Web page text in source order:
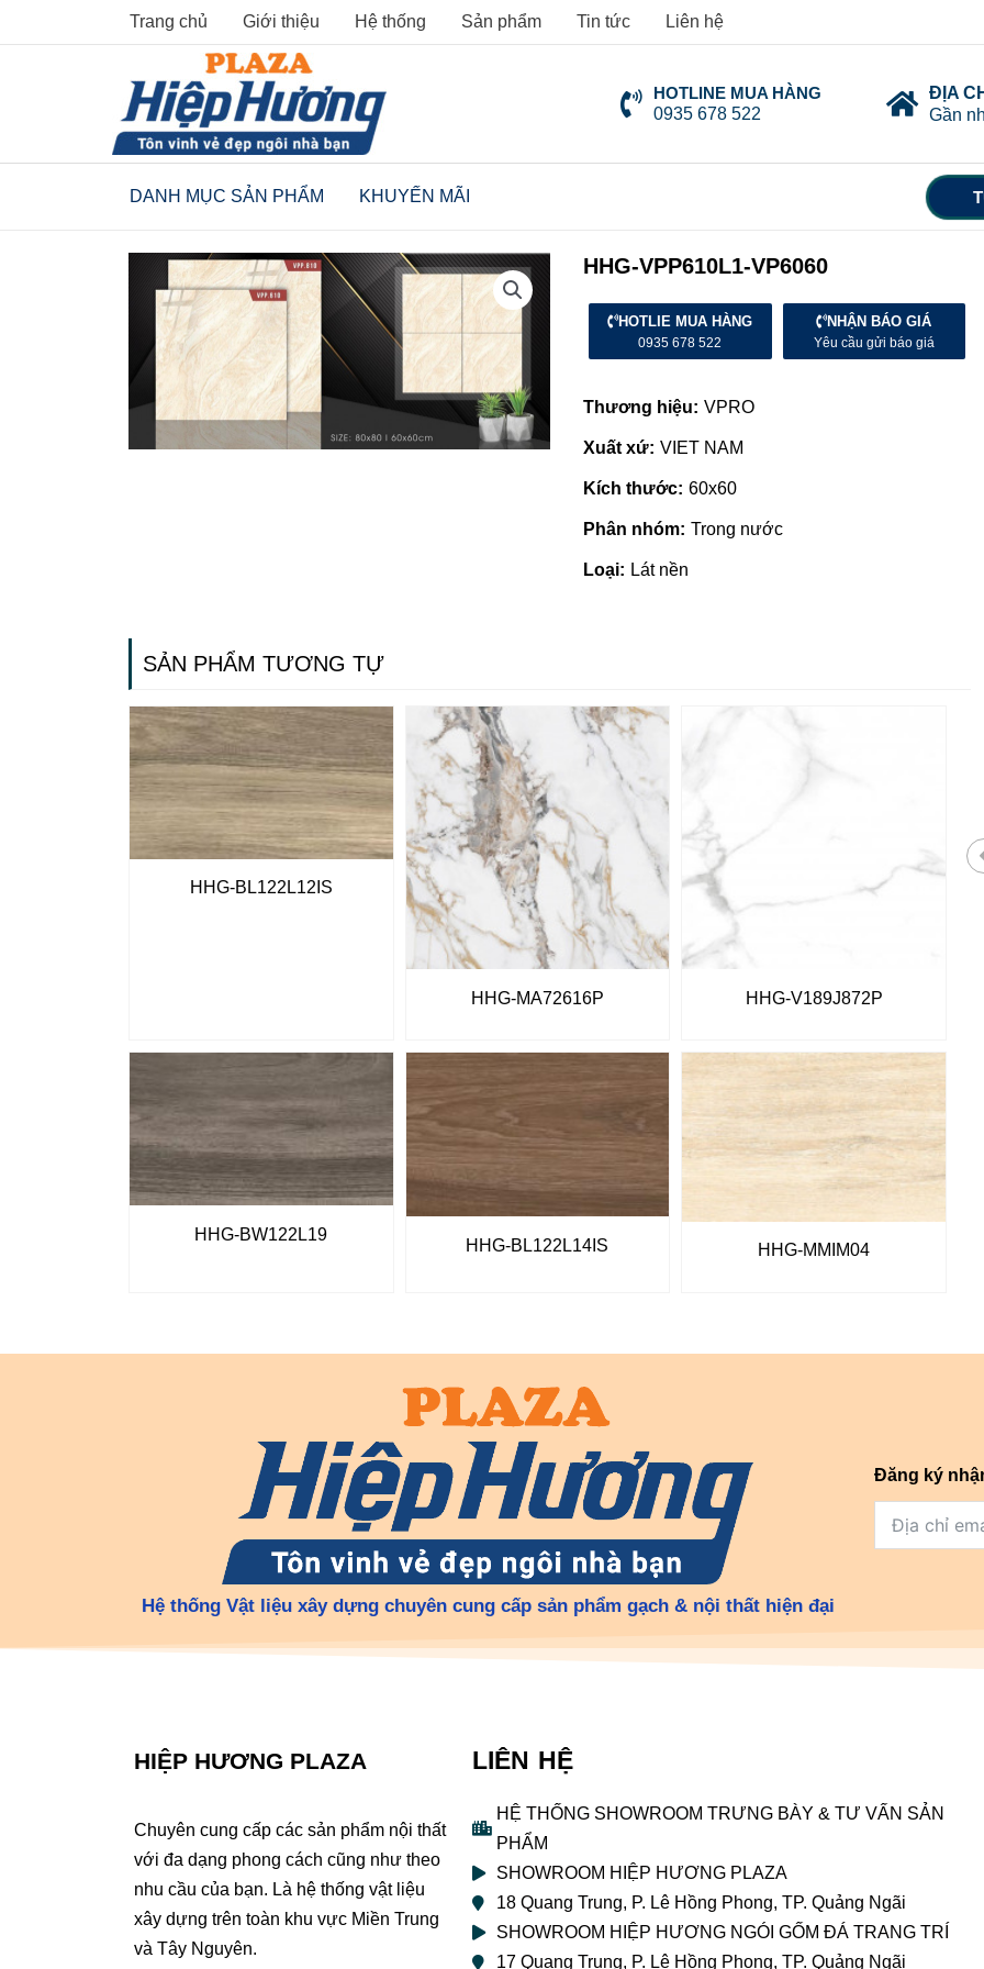
to
Trang chủ Giới thiệu Hệ thống Sản phẩm Tin tức Liên hệ
HOTLINE MUA HÀNG
0935 678 522
ĐỊA
Gần
DANH MỤC SẢN PHẨM KHUYẾN MÃI
HHG-VPP610L1-VP6060
HOTLIE MUA HÀNG
0935 678 522
NHẬN BÁO GIÁ
Yêu cầu gửi báo giá
Thương hiệu: VPRO
Xuất xứ: VIET NAM
Kích thước: 60x60
Phân nhóm: Trong nước
Loại: Lát nền
SẢN PHẨM TƯƠNG TỰ
HHG-BL122L12IS
HHG-MA72616P HHG-V189J872P
HHG-BW122L19
HHG-BL122L14IS HHG-MMIM04
Gạch ốp lát giá rẻ tại Quảng
Ngãi
Hệ thống Vật liệu xây dựng chuyên cung cấp sản phẩm gạch & nội thất hiện đại
Đăng ký
HIỆP HƯƠNG PLAZA
Chuyên cung cấp các sản phẩm nội thất
với đa dạng phong cách cũng như theo
nhu cầu của bạn. Là hệ thống vật liệu
xây dựng trên toàn khu vực Miền Trung
và Tây Nguyên.
LIÊN HỆ
HỆ THỐNG SHOWROOM TRƯNG BÀY & TƯ VẤN SẢN
PHẨM
SHOWROOM HIỆP HƯƠNG PLAZA
18 Quang Trung, P. Lê Hồng Phong, TP. Quảng Ngãi
SHOWROOM HIỆP HƯƠNG NGÓI GỐM ĐÁ TRANG TRÍ
17 Quang Trung, P. Lê Hồng Phong, TP. Quảng Ngãi